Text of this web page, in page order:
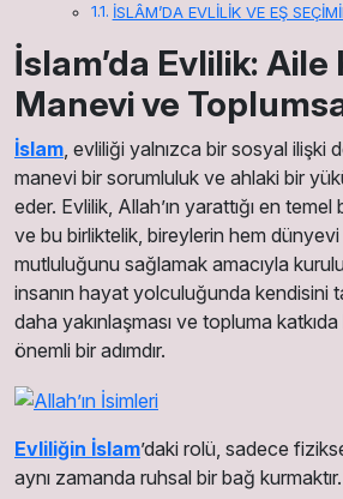
İSLÂM’DA EVLİLİK VE EŞ
İslam’da Evlilik: Aile
Manevi ve
İslam , evliliği yalnızca bir sosyal ilişki
manevi bir sorumluluk ve ahlaki bir
eder. Evlilik, Allah’ın yarattığı en
ve bu birliktelik, bireylerin hem
mutluluğunu sağlamak amacıyla
insanın hayat yolculuğunda kendisini
daha yakınlaşması ve topluma katkıda
önemli bir adımdır.
Evliliğin İslam’daki rolü, sadece
aynı zamanda ruhsal bir bağ kurmaktır.